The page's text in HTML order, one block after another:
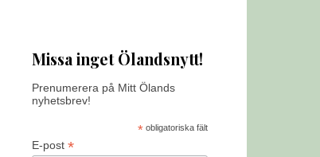
Missa inget Ölandsnytt!
Prenumerera på Mitt Ölands
nyhetsbrev!
*obligatoriska fält
E-post *